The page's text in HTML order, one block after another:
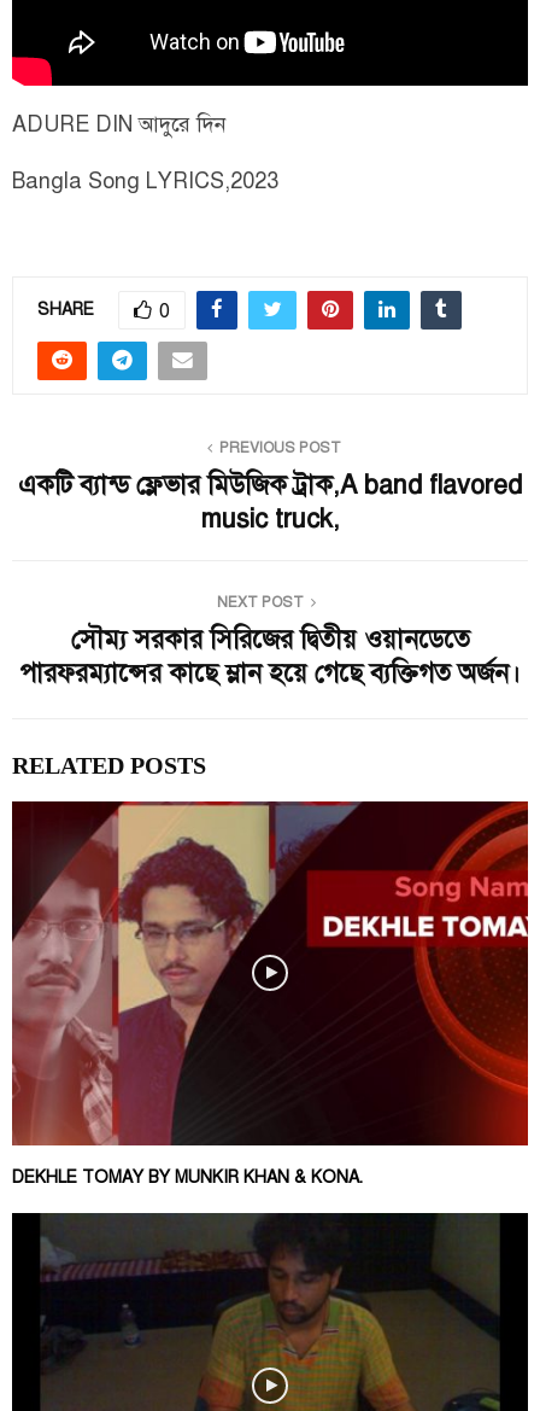
ADURE DIN আদুরে দিন
Bangla Song LYRICS,2023
SHARE 0
PREVIOUS POST
একটি ব্যান্ড ফ্লেভার মিউজিক ট্রাক,A band flavored
music truck,
NEXT POST
সৌম্য সরকার সিরিজের দ্বিতীয় ওয়ানডেতে
পারফরম্যান্সের কাছে ম্লান হয়ে গেছে ব্যক্তিগত অর্জন।
RELATED POSTS
DEKHLE TOMAY BY MUNKIR KHAN & KONA.